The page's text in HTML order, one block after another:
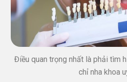
Điều quan trọng nhất là phải tìm
chỉ nha khoa